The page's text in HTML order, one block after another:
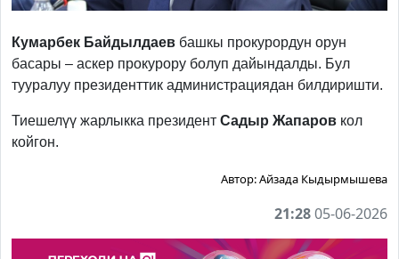
Кумарбек Байдылдаев башкы прокурордун орун
басары – аскер прокурору болуп дайындалды. Бул
тууралуу президенттик администрациядан билдиришти.
Тиешелүү жарлыкка президент Садыр Жапаров кол
койгон.
Автор:Айзада Кыдырмышева
21:2805-06-2026